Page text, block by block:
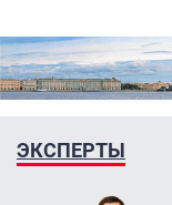
ЭКСПЕРТЫ